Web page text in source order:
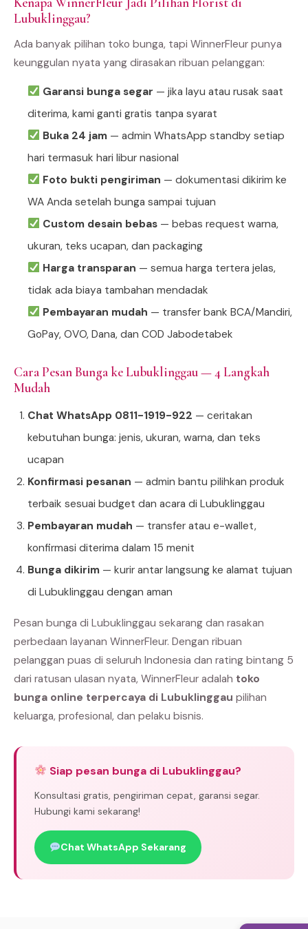
Lubuklinggau?
Ada banyak pilihan toko bunga, tapi WinnerFleur punya
keunggulan nyata yang dirasakan ribuan pelanggan:
Garansi bunga segar — jika layu atau rusak saat
diterima, kami ganti gratis tanpa syarat
Buka 24 jam— admin WhatsApp standby setiap
hari termasuk hari libur nasional
Foto bukti pengiriman — dokumentasi dikirim ke
WA Anda setelah bunga sampai tujuan
Custom desain bebas— bebas request warna,
ukuran, teks ucapan, dan packaging
Harga transparan — semua harga tertera jelas,
tidak ada biaya tambahan mendadak
Pembayaran mudah — transfer bank BCA/Mandiri,
GoPay, OVO, Dana, dan COD Jabodetabek
Cara Pesan Bunga ke Lubuklinggau — 4 Langkah
Mudah
Chat WhatsApp 0811-1919-922 — ceritakan
kebutuhan bunga: jenis, ukuran, warna, dan teks
ucapan
Konfirmasi pesanan — admin bantu pilihkan produk
terbaik sesuai budget dan acara di Lubuklinggau
Pembayaran mudah — transfer atau e-wallet,
konfirmasi diterima dalam 15 menit
Bunga dikirim — kurir antar langsung ke alamat tujuan
di Lubuklinggau dengan aman
Pesan bunga di Lubuklinggau sekarang dan rasakan
perbedaan layanan WinnerFleur. Dengan ribuan
pelanggan puas di seluruh Indonesia dan rating bintang 5
dari ratusan ulasan nyata, WinnerFleur adalah toko
bunga online terpercaya di Lubuklinggau pilihan
keluarga, profesional, dan pelaku bisnis.
Siap pesan bunga di Lubuklinggau?
Konsultasi gratis, pengiriman cepat, garansi segar.
Hubungi kami sekarang!
Chat WhatsApp Sekarang